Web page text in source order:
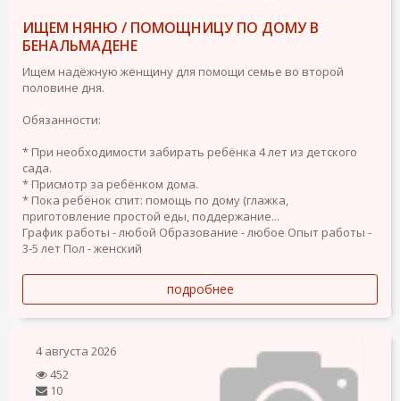
ИЩЕМ НЯНЮ / ПОМОЩНИЦУ ПО ДОМУ В
БЕНАЛЬМАДЕНЕ
Ищем надёжную женщину для помощи семье во второй
половине дня.
Обязанности:
* При необходимости забирать ребёнка 4 лет из детского
сада.
* Присмотр за ребёнком дома.
* Пока ребёнок спит: помощь по дому (глажка,
приготовление простой еды, поддержание...
График работы - любой Образование - любое Опыт работы -
3-5 лет Пол - женский
подробнее
4 августа 2026
452
10